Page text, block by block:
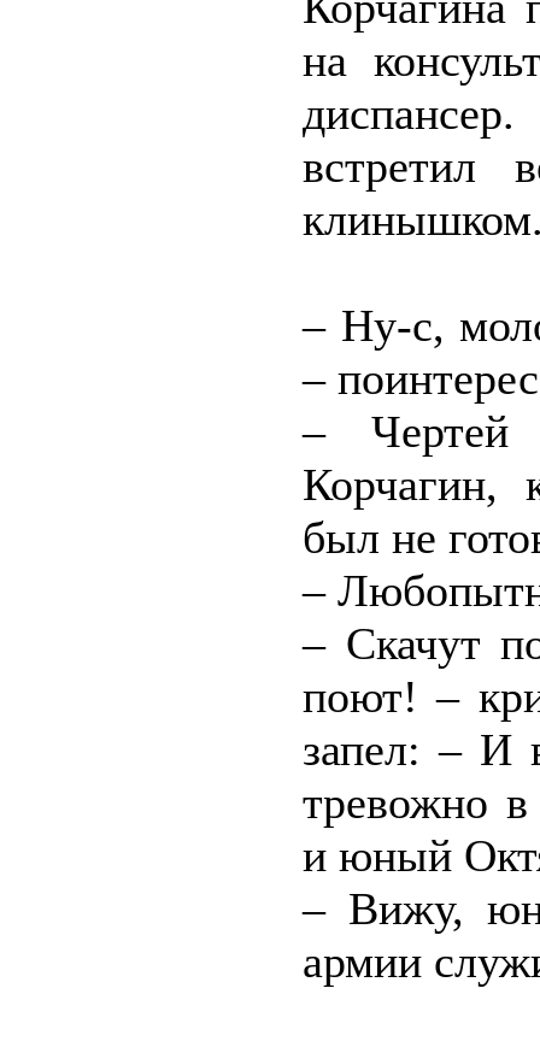
на
встретил
– Ну-с,
–
– Чертей
Корчагин,
был не
–
– Скачут
поют! –
запел: – И
тревожно
и юный
– Вижу,
армии